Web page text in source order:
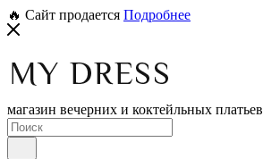
🔥 Сайт продается Подробнее
магазин вечерних и коктейльных платьев